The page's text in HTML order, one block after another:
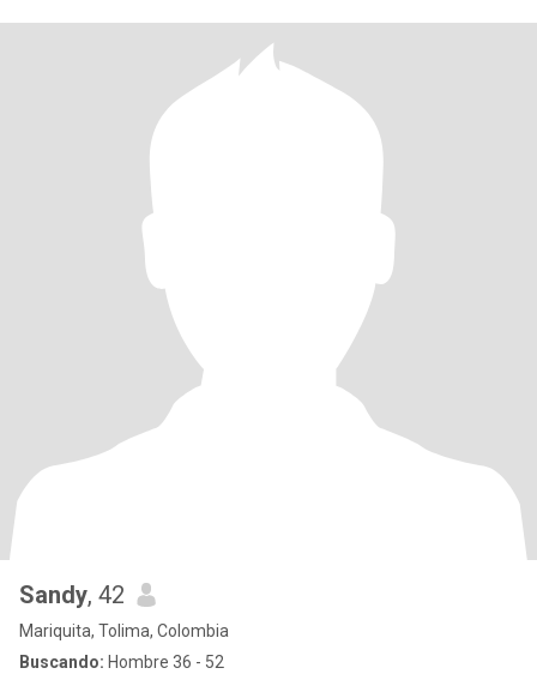
Sandy, 42
Mariquita, Tolima, Colombia
Buscando: Hombre 36 - 52